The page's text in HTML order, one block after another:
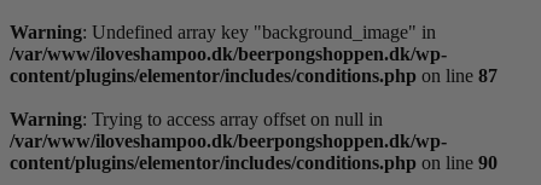
Warning: Undefined array key "background_image" in
/var/www/iloveshampoo.dk/beerpongshoppen.dk/wp-
content/plugins/elementor/includes/conditions.php on line 87
Warning: Trying to access array offset on null in
/var/www/iloveshampoo.dk/beerpongshoppen.dk/wp-
content/plugins/elementor/includes/conditions.php on line 90